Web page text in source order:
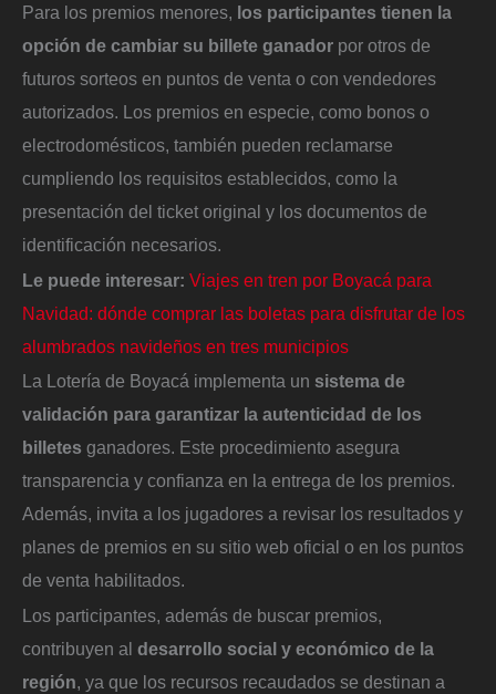
Para los premios menores, los participantes tienen la
opción de cambiar su billete ganador por otros de
futuros sorteos en puntos de venta o con vendedores
autorizados. Los premios en especie, como bonos o
electrodomésticos, también pueden reclamarse
cumpliendo los requisitos establecidos, como la
presentación del ticket original y los documentos de
identificación necesarios.
Le puede interesar: Viajes en tren por Boyacá para
Navidad: dónde comprar las boletas para disfrutar de los
alumbrados navideños en tres municipios
La Lotería de Boyacá implementa un sistema de
validación para garantizar la autenticidad de los
billetes ganadores. Este procedimiento asegura
transparencia y confianza en la entrega de los premios.
Además, invita a los jugadores a revisar los resultados y
planes de premios en su sitio web oficial o en los puntos
de venta habilitados.
Los participantes, además de buscar premios,
contribuyen al desarrollo social y económico de la
región, ya que los recursos recaudados se destinan a